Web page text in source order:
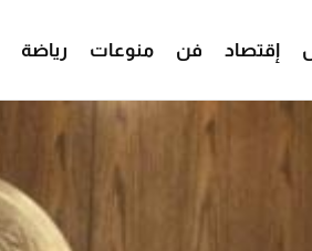
إقتصاد فن منوعات رياضة